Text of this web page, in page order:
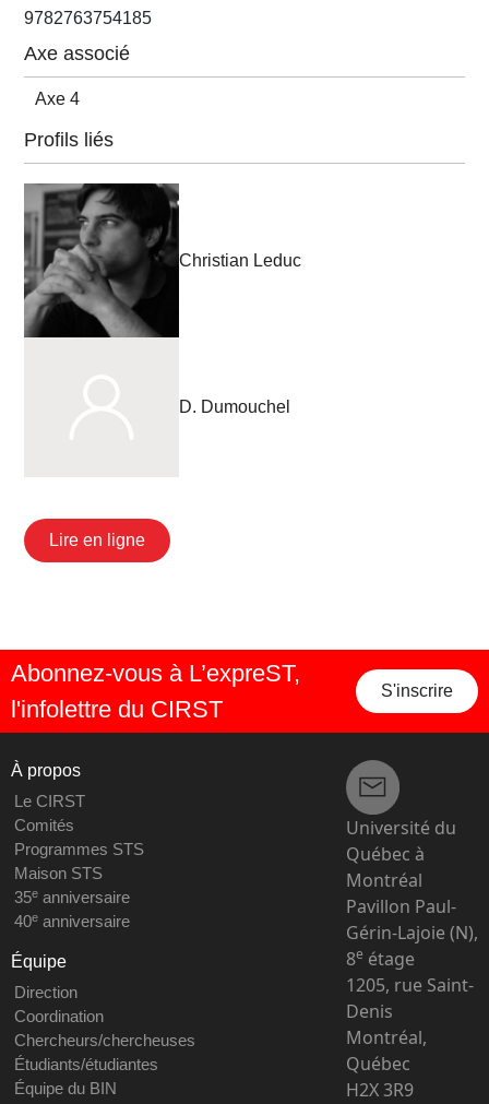
9782763754185
Axe associé
Axe 4
Profils liés
Christian Leduc
D. Dumouchel
Lire en ligne
Abonnez-vous à L’expreST,
l'infolettre du CIRST
S'inscrire
À propos
Le CIRST
Comités
Programmes STS
Maison STS
35eanniversaire
40eanniversaire
Équipe
Direction
Coordination
Chercheurs/chercheuses
Étudiants/étudiantes
Équipe du BIN
Université du
Québec à
Montréal
Pavillon Paul-
Gérin-Lajoie (N),
8e étage
1205, rue Saint-
Denis
Montréal,
Québec
H2X 3R9